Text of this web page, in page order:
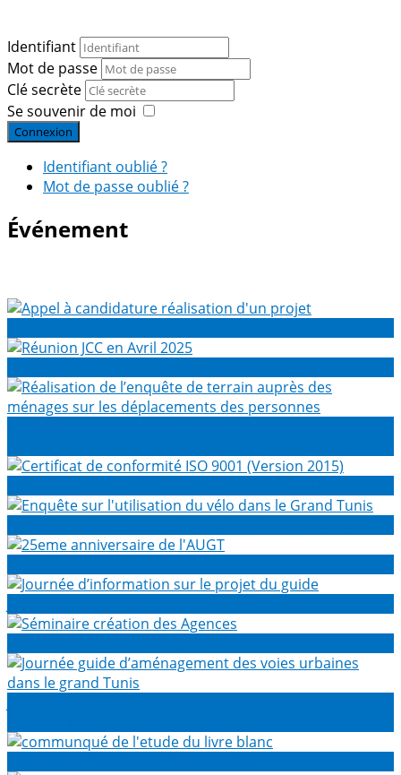
Identifiant
Mot de passe
Clé secrète
Se souvenir de moi
Connexion
Identifiant oublié ?
Mot de passe oublié ?
Événement